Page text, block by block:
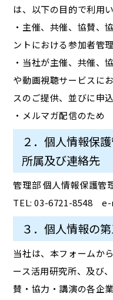
は、以下の目的で利用い
・主催、共催、協賛、
ントにおける参加者管
・当社が主催、共催、
や動画視聴サービスに
スのご提供、並びに申
・メルマガ配信のため
２．個人情報保
所属及び連絡先
管理部 個人情報保護管
TEL: 03-6721-8548
３．個人情報の
当社は、本フォームか
ース活用研究所、及び
賛・協力・講演の各企